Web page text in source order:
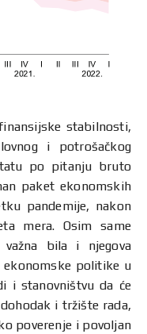
stabilnosti,
i potrošačkog
po pitanju bruto
paket ekonomskih
pandemije, nakon
mera. Osim same
bila i njegova
ekonomske politike u
i stanovništvu da će
i tržište rada,
poverenje i povoljan